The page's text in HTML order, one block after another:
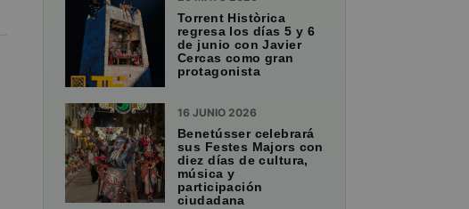
Torrent Històrica
regresa los días 5 y 6
de junio con Javier
Cercas como gran
protagonista
16 JUNIO 2026
Benetússer celebrará
sus Festes Majors con
diez días de cultura,
música y
participación
ciudadana